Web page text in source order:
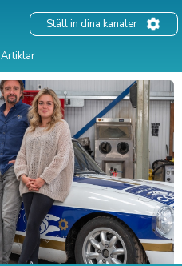
Artiklar
Ställ in dina kanaler